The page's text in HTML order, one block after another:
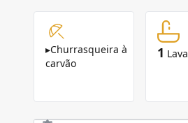
▸Churrasqueira à
carvão
1